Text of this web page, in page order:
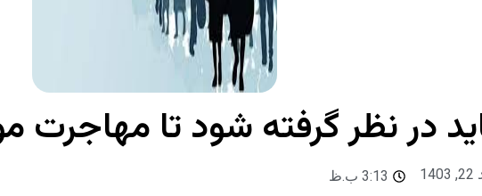
در نظر گرفته شود تا مهاجرت
3:13 ب.ظ